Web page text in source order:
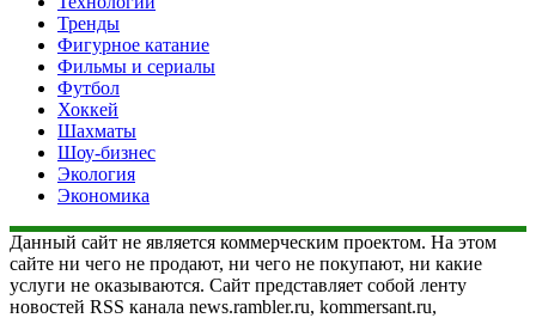
Тренды
Фигурное катание
Фильмы и сериалы
Футбол
Хоккей
Шахматы
Шоу-бизнес
Экология
Экономика
Данный сайт не является коммерческим проектом. На этом
сайте ни чего не продают, ни чего не покупают, ни какие
услуги не оказываются. Сайт представляет собой ленту
новостей RSS канала news.rambler.ru, kommersant.ru,